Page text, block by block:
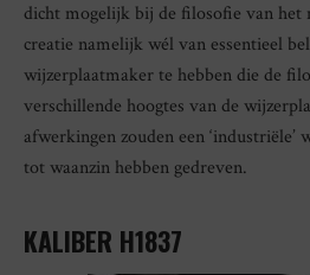
dicht mogelijk bij de filosofie van het
creatie namelijk wél van essentieel
wijzerplaatmaker te hebben die de
verschillende hoogtes van de
afwerkingen zouden een
tot waanzin hebben gedreven.
KALIBER H1837